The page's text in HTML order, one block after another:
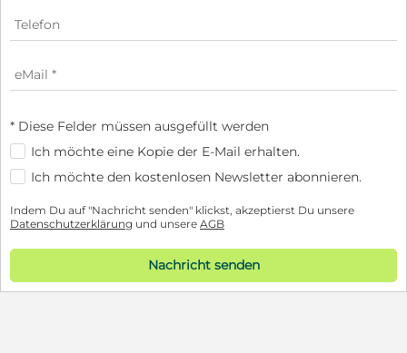
* Diese Felder müssen ausgefüllt werden
Ich möchte eine Kopie der E-Mail erhalten.
Ich möchte den kostenlosen Newsletter abonnieren.
Indem Du auf "Nachricht senden" klickst, akzeptierst Du unsere
Datenschutzerklärung und unsere AGB
Nachricht senden